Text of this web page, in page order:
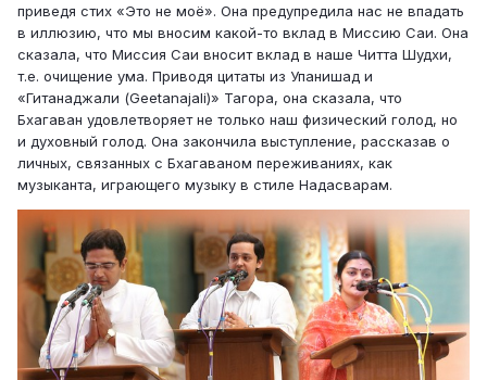
приведя стих «Это не моё». Она предупредила нас не впадать
в иллюзию, что мы вносим какой-то вклад в Миссию Саи. Она
сказала, что Миссия Саи вносит вклад в наше Читта Шудхи,
т.е. очищение ума. Приводя цитаты из Упанишад и
«Гитанаджали (Geetanajali)» Тагора, она сказала, что
Бхагаван удовлетворяет не только наш физический голод, но
и духовный голод. Она закончила выступление, рассказав о
личных, связанных с Бхагаваном переживаниях, как
музыканта, играющего музыку в стиле Надасварам.